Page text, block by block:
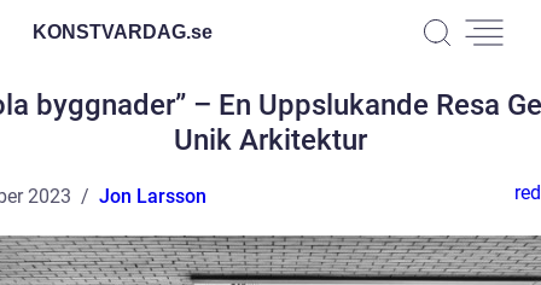
KONSTVARDAG.se
byggnader” – En Uppslukande Resa
Unik Arkitektur
2023 Jon Larsson